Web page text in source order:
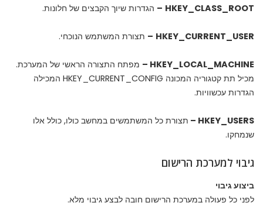
HKEY_CLASS_ROOT
– הגדרות שיוך הקבצים של חלונות.
HKEY_CURRENT_USER
– תצורת המשתמש הנוכחי.
HKEY_LOCAL_MACHINE –
מפתח התצורה הראשי של המערכת.
מכיל תת קטגוריה המכונה HKEY_CURRENT_CONFIG המכילה
הגדרות עכשוויות.
HKEY_USERS –
תצורת כל המשתמשים במחשב כולו, כולל אלו
שנמחקו.
גיבוי למערכת הרישום
ביצוע גיבוי
לפני כל פעולה במערכת הרישום חובה לבצע גיבוי מלא.